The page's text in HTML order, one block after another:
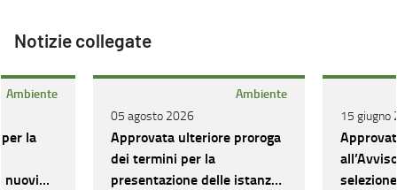
Notizie collegate
Ambiente
la
nuovi
Ambiente
05 agosto 2026
Approvata ulteriore proroga
dei termini per la
presentazione delle istanze
15 giugno